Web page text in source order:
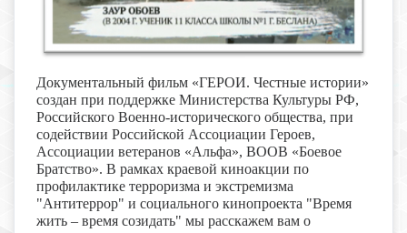
Документальный фильм «ГЕРОИ. Честные истории»
создан при поддержке Министерства Культуры РФ,
Российского Военно-исторического общества, при
содействии Российской Ассоциации Героев,
Ассоциации ветеранов «Альфа», ВООВ «Боевое
Братство». В рамках краевой киноакции по
профилактике терроризма и экстремизма
"Антитеррор" и социального кинопроекта "Время
жить – время созидать" мы расскажем вам о